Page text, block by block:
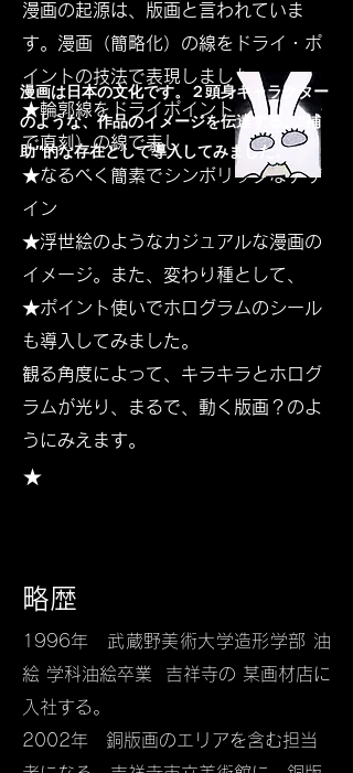
漫画の起源は、版画と言われていま
す。漫画（簡略化）の線をドライ・ポ
イントの技法で表現しました。​
★輪郭線をドライポイント（ニードル
で直刻）の線で表し
★なるべく簡素でシンボリックなデザ
イン
★浮世絵のようなカジュアルな漫画の
イメージ。
また、変わり種として、
★ポイント使いでホログラムのシール
も導入してみました。
観る角度によって、キラキラとホログ
ラムが光り、まるで、動く版画？のよ
うにみえます。
​★
略歴
1996年 武蔵野美術大学造形学部 油
絵 学科油絵卒業 吉祥寺の 某画材店に
入社する。
2002年 銅版画のエリアを含む担当
​漫画は日本の文化です。２頭身キャラクター
のような、作品のイメージを伝達する、″補
助″的な存在として導入してみました。